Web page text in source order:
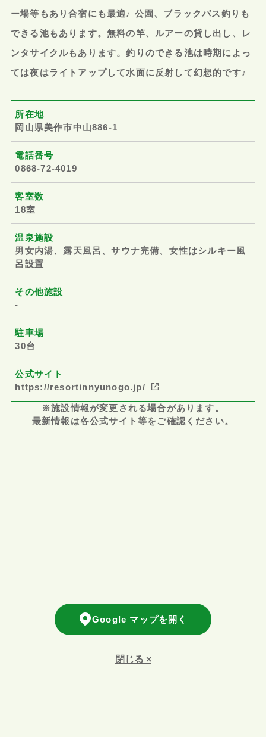
ー場等もあり合宿にも最適♪ 公園、ブラックバス釣りも
できる池もあります。無料の竿、ルアーの貸し出し、レ
ンタサイクルもあります。釣りのできる池は時期によっ
ては夜はライトアップして水面に反射して幻想的です♪
所在地
岡山県美作市中山886-1
電話番号
0868-72-4019
客室数
18室
温泉施設
男女内湯、露天風呂、サウナ完備、女性はシルキー風
呂設置
その他施設
-
駐車場
30台
公式サイト
https://resortinnyunogo.jp/
※施設情報が変更される場合があります。
最新情報は各公式サイト等をご確認ください。
Google マップを開く
閉じる ×